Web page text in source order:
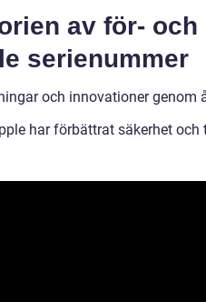
av för- och
serienummer
och innovationer genom
har förbättrat säkerhet